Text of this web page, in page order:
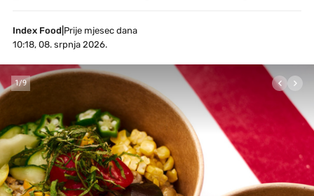
Index Food
Prije mjesec dana
10:18, 08. srpnja 2026.
1/9